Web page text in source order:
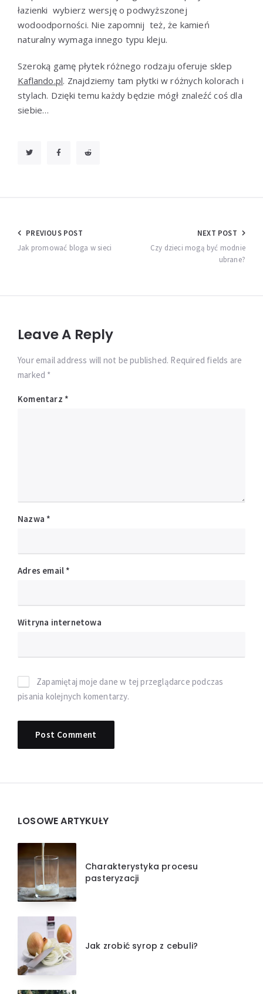
łazienki wybierz wersję o podwyższonej
wodoodporności. Nie zapomnij też, że kamień
naturalny wymaga innego typu kleju.
Szeroką gamę płytek różnego rodzaju oferuje sklep
Kaflando.pl. Znajdziemy tam płytki w różnych kolorach i
stylach. Dzięki temu każdy będzie mógł znaleźć coś dla
siebie…
Nawigacja
wpisu
PREVIOUS POST
Jak promować bloga w sieci
NEXT POST
Czy dzieci mogą być modnie
ubrane?
Leave A Reply
Your email address will not be published. Required fields are
marked *
Komentarz *
Nazwa *
Adres email *
Witryna internetowa
Zapamiętaj moje dane w tej przeglądarce podczas
pisania kolejnych komentarzy.
Widgets
LOSOWE ARTYKUŁY
Charakterystyka procesu
pasteryzacji
Jak zrobić syrop z cebuli?